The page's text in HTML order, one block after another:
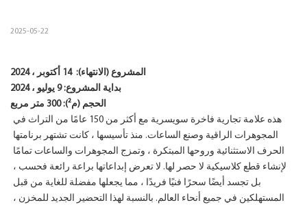
2025-05-22
المشروع (الانتهاء): 14 أكتوبر ، 2024
بداية المشروع:9 يوليو ، 2024
الحجم (م²): 300 متر مربع
هذه علامة تجارية فاخرة سويسرية مع أكثر من 150 عامًا من التراث في
المجوهرات الراقية وصنع الساعات. منذ تأسيسها ، كانت تشتهر برنامتها
الحرف الاستثنائية وروحها المبتكرة ، وتمزج المجوهرات والساعات تمامًا
لإنشاء قطع كلاسيكية لا حصر لها. لا تعرض إبداعاتها براعة رائعة فحسب ،
بل تجسد أيضًا سحرًا فنيًا فريدًا ، مما يجعلها مفضلة للغاية من قبل
المستهلكين في جميع أنحاء العالم. بالنسبة لهذا التحضير الجديد للمخزن ،